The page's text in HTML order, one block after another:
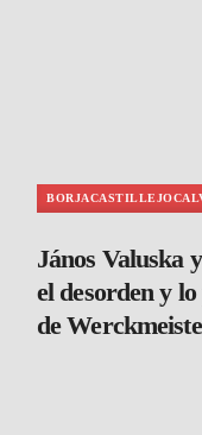
János Valuska
el desorden y
de